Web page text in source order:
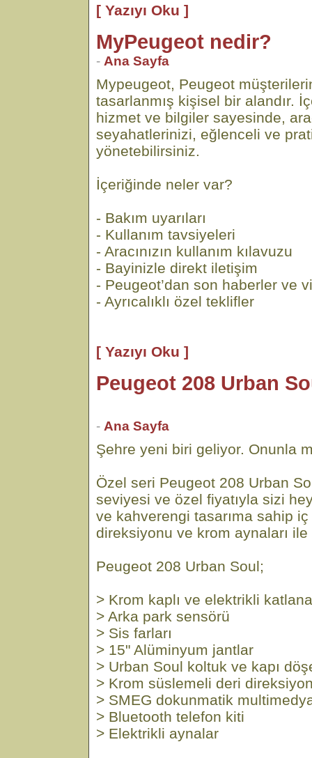
[ Yazıyı Oku ]
MyPeugeot nedir?
- Ana Sayfa
Mypeugeot, Peugeot
tasarlanmış kişisel bir alandır.
hizmet ve bilgiler sayesinde,
seyahatlerinizi, eğlenceli ve
yönetebilirsiniz.
İçeriğinde neler var?
- Bakım uyarıları
- Kullanım tavsiyeleri
- Aracınızın kullanım kılavuzu
- Bayinizle direkt iletişim
- Peugeot’dan son haberler ve
- Ayrıcalıklı özel teklifler
[ Yazıyı Oku ]
Peugeot 208 Urban
- Ana Sayfa
Şehre yeni biri geliyor. Onunla
Özel seri Peugeot 208 Urban
seviyesi ve özel fiyatıyla sizi
ve kahverengi tasarıma sahip iç
direksiyonu ve krom aynaları
Peugeot 208 Urban Soul;
> Krom kaplı ve elektrikli
> Arka park sensörü
> Sis farları
> 15" Alüminyum jantlar
> Urban Soul koltuk ve kapı
> Krom süslemeli deri
> SMEG dokunmatik
> Bluetooth telefon kiti
> Elektrikli aynalar